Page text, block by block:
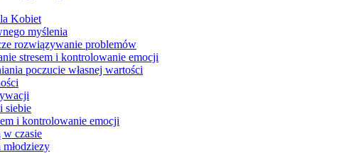
Kobiet
myślenia
rozwiązywanie problemów
stresem i kontrolowanie emocji
poczucie własnej wartości
siebie
i kontrolowanie emocji
w czasie